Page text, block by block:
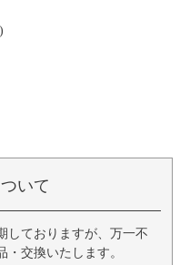
いて
しておりますが、万一不
交換いたします。